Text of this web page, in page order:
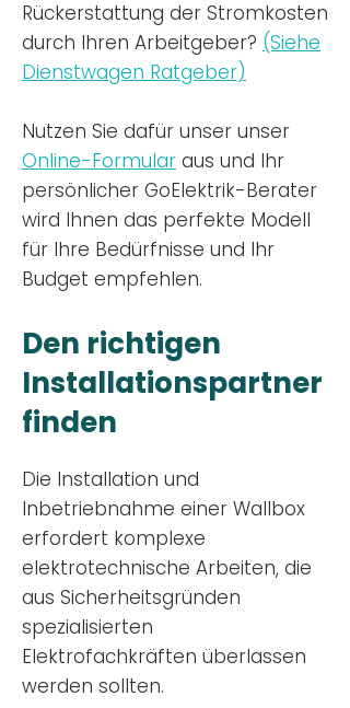
Rückerstattung der Stromkosten
durch Ihren Arbeitgeber? (Siehe
Dienstwagen Ratgeber)
Nutzen Sie dafür unser unser
Online-Formular aus und Ihr
persönlicher GoElektrik-Berater
wird Ihnen das perfekte Modell
für Ihre Bedürfnisse und Ihr
Budget empfehlen.
Den richtigen
Installationspartner
finden
Die Installation und
Inbetriebnahme einer Wallbox
erfordert komplexe
elektrotechnische Arbeiten, die
aus Sicherheitsgründen
spezialisierten
Elektrofachkräften überlassen
werden sollten.